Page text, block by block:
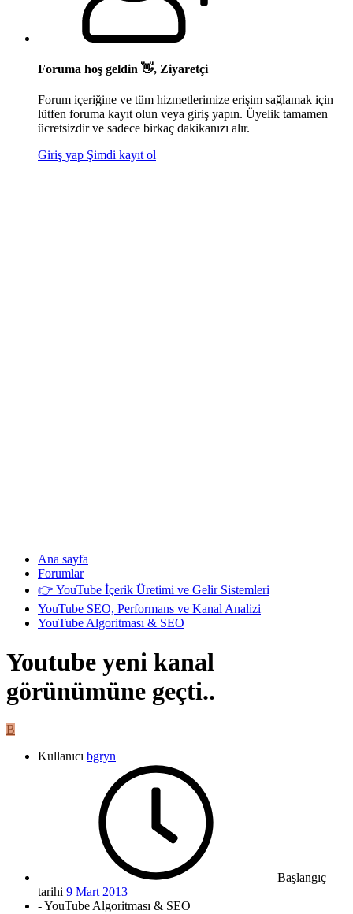
Foruma hoş geldin 👋, Ziyaretçi
Forum içeriğine ve tüm hizmetlerimize erişim sağlamak için
lütfen foruma kayıt olun veya giriş yapın. Üyelik tamamen
ücretsizdir ve sadece birkaç dakikanızı alır.
Giriş yap Şimdi kayıt ol
Ana sayfa
Forumlar
👉 YouTube İçerik Üretimi ve Gelir Sistemleri
YouTube SEO, Performans ve Kanal Analizi
YouTube Algoritması & SEO
Youtube yeni kanal
görünümüne geçti..
B
Kullanıcı bgryn
Başlangıç
tarihi 9 Mart 2013
- YouTube Algoritması & SEO